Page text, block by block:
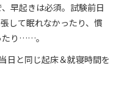
早起きは必須。試験前日
して眠れなかったり、慣
たり……。
日と同じ起床＆就寝時間を